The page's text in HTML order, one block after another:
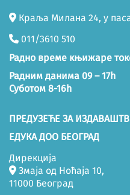
Краља Милана 24, у
011/3610 510
Радно време књижаре
Радним данима 09 – 17h
Суботом 8-16h
ПРЕДУЗЕЋЕ ЗА
ЕДУКА ДОО БЕОГРАД
Дирекција
Змаја од Ноћаја 10,
11000 Београд